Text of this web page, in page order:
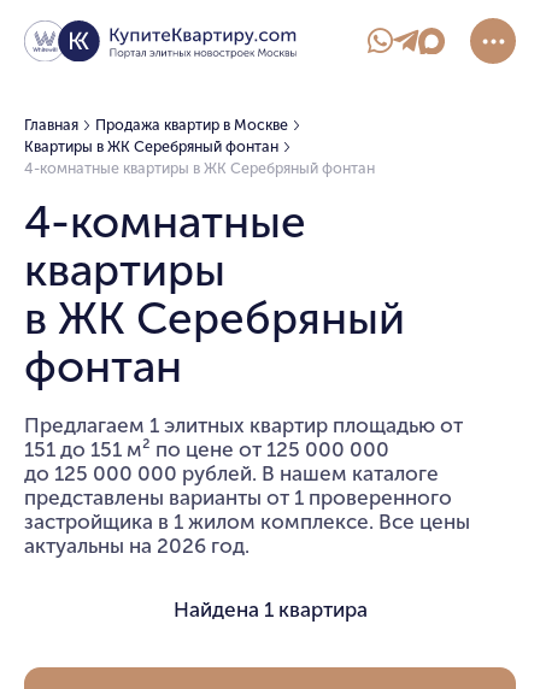
Главная
Продажа квартир в Москве
Квартиры в ЖК Серебряный фонтан
4-комнатные квартиры в ЖК Серебряный фонтан
4-комнатные
квартиры
в ЖК Серебряный
фонтан
Предлагаем 1 элитных квартир площадью от
151 до 151 м² по цене от 125 000 000
до 125 000 000 рублей. В нашем каталоге
представлены варианты от 1 проверенного
застройщика в 1 жилом комплексе. Все цены
актуальны на 2026 год.
Найдена 1 квартира